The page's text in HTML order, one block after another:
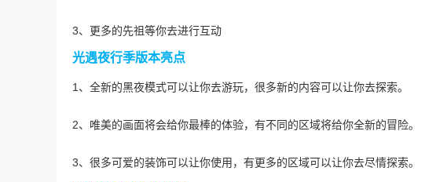
3、更多的先祖等你去进行互动
光遇夜行季版本亮点
1、全新的黑夜模式可以让你去游玩，很多新的内容可以让你去探索。
2、唯美的画面将会给你最棒的体验，有不同的区域将给你全新的冒险。
3、很多可爱的装饰可以让你使用，有更多的区域可以让你去尽情探索。